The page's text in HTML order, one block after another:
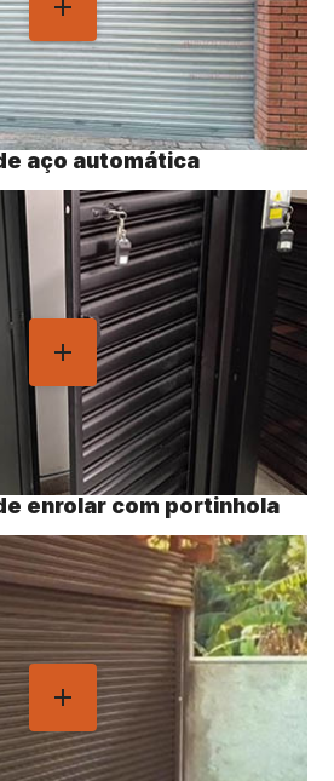
aço automática
enrolar com portinhola